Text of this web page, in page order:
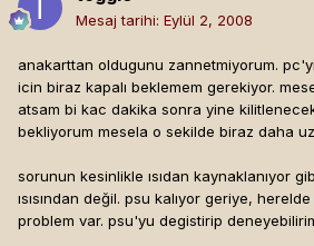
Mesaj tarihi: Eylül 2, 2008
anakarttan oldugunu zannetmiyorum.
icin biraz kapalı beklemem gerekiyor.
atsam bi kac dakika sonra yine
bekliyorum mesela o sekilde biraz daha
sorunun kesinlikle ısıdan kaynaklanıyor
ısısından değil. psu kalıyor geriye,
problem var. psu'yu degistirip